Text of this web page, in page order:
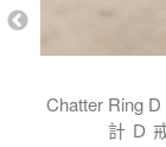
Chatter Ring
計 Ｄ